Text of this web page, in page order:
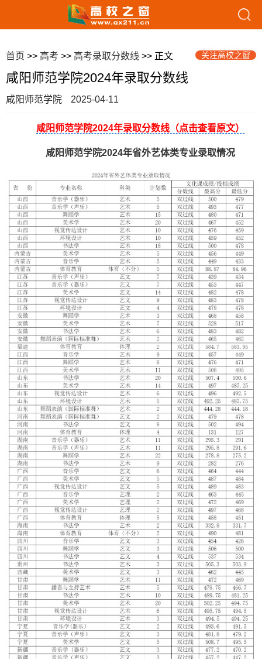
首页 >> 高考 >> 高考录取分数线 >> 正文 关注高校之窗
咸阳师范学院2024年录取分数线
咸阳师范学院 2025-04-11
咸阳师范学院2024年录取分数线（点击查看原文）
咸阳师范学院2024年省外艺体类专业录取情况